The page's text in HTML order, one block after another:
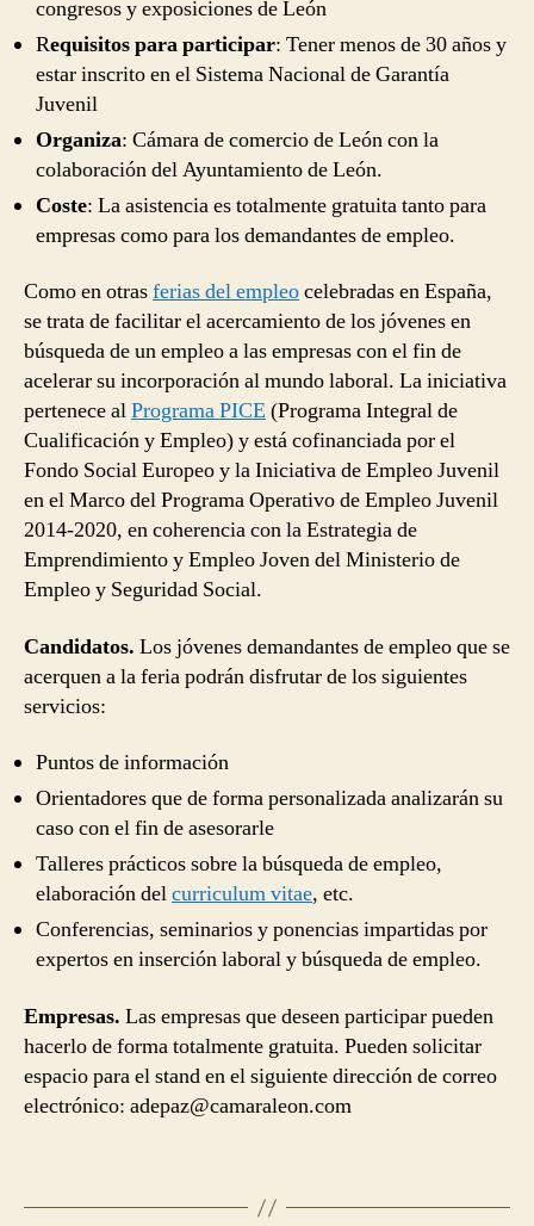
congresos y exposiciones de León
Requisitos para participar: Tener menos de 30 años y
estar inscrito en el Sistema Nacional de Garantía
Juvenil
Organiza: Cámara de comercio de León con la
colaboración del Ayuntamiento de León.
Coste: La asistencia es totalmente gratuita tanto para
empresas como para los demandantes de empleo.
Como en otrasferias del empleocelebradas en España,
se trata de facilitar el acercamiento de los jóvenes en
búsqueda de un empleo a las empresas con el fin de
acelerar su incorporación al mundo laboral. La iniciativa
pertenece alPrograma PICE (Programa Integral de
Cualificación y Empleo) y está cofinanciada por el
Fondo Social Europeo y la Iniciativa de Empleo Juvenil
en el Marco del Programa Operativo de Empleo Juvenil
2014-2020, en coherencia con la Estrategia de
Emprendimiento y Empleo Joven del Ministerio de
Empleo y Seguridad Social.
Candidatos. Los jóvenes demandantes de empleo que se
acerquen a la feria podrán disfrutar de los siguientes
servicios:
Puntos de información
Orientadores que de forma personalizada analizarán su
caso con el fin de asesorarle
Talleres prácticos sobre la búsqueda de empleo,
elaboración delcurriculum vitae, etc.
Conferencias, seminarios y ponencias impartidas por
expertos en inserción laboral y búsqueda de empleo.
Empresas. Las empresas que deseen participar pueden
hacerlo de forma totalmente gratuita. Pueden solicitar
espacio para el stand en el siguiente dirección de correo
electrónico: adepaz@camaraleon.com